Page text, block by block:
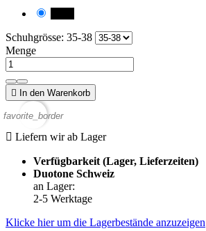
Schuhgrösse: 35-38
Menge
 In den Warenkorb
favorite_border
 Liefern wir ab Lager
Verfügbarkeit (Lager, Lieferzeiten)
Duotone Schweiz
an Lager:
2-5 Werktage
Klicke hier um die Lagerbestände anzuzeigen